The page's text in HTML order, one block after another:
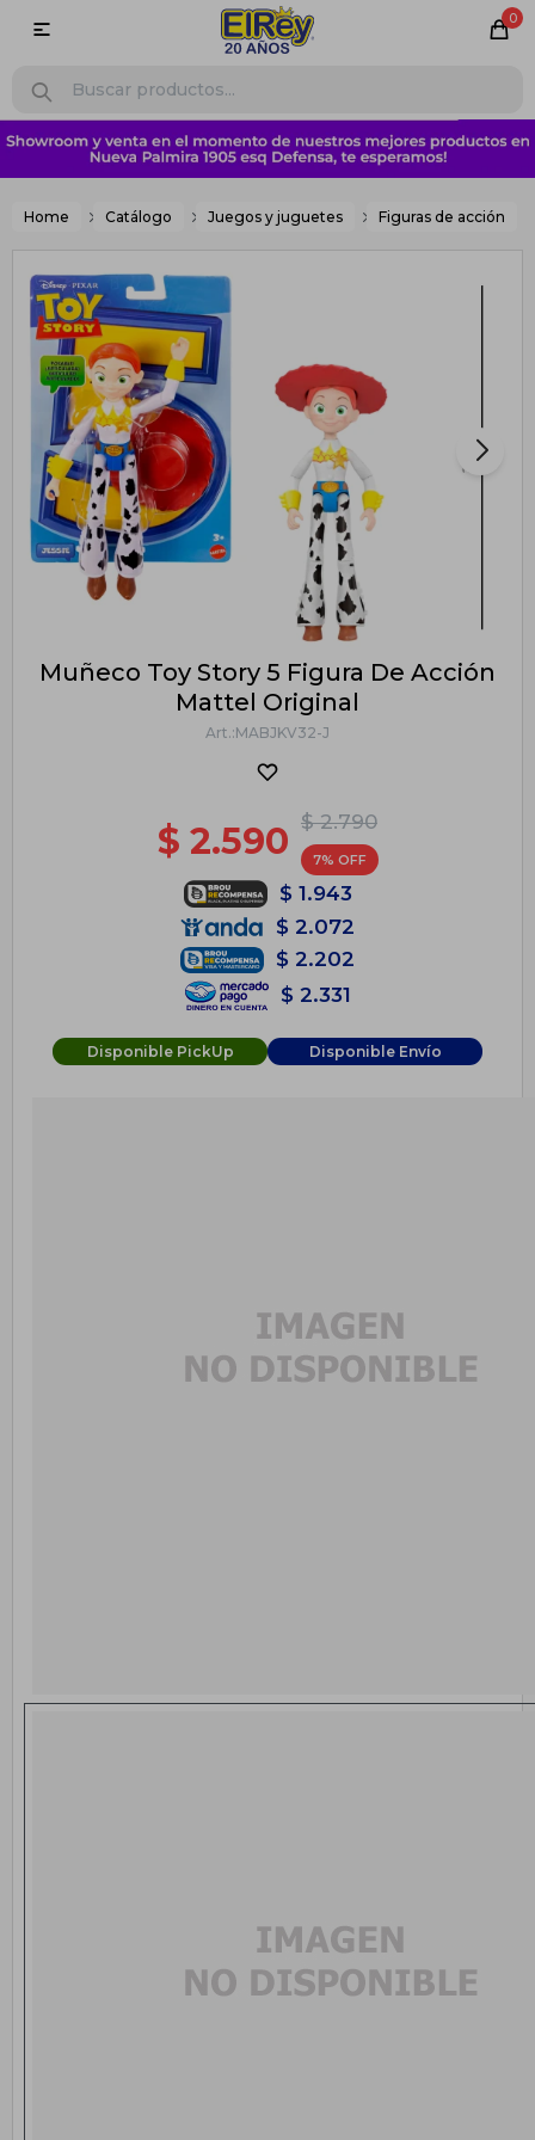
0

Home Catálogo Juegos y juguetes Figuras de acción
Muñeco Toy Story 5 Figura De Acción
Mattel Original
MABJKV32-J
$ 2.790
$ 2.590 7
$ 1.943
$ 2.072
$ 2.202
$ 2.331
Disponible PickUp Disponible Envío